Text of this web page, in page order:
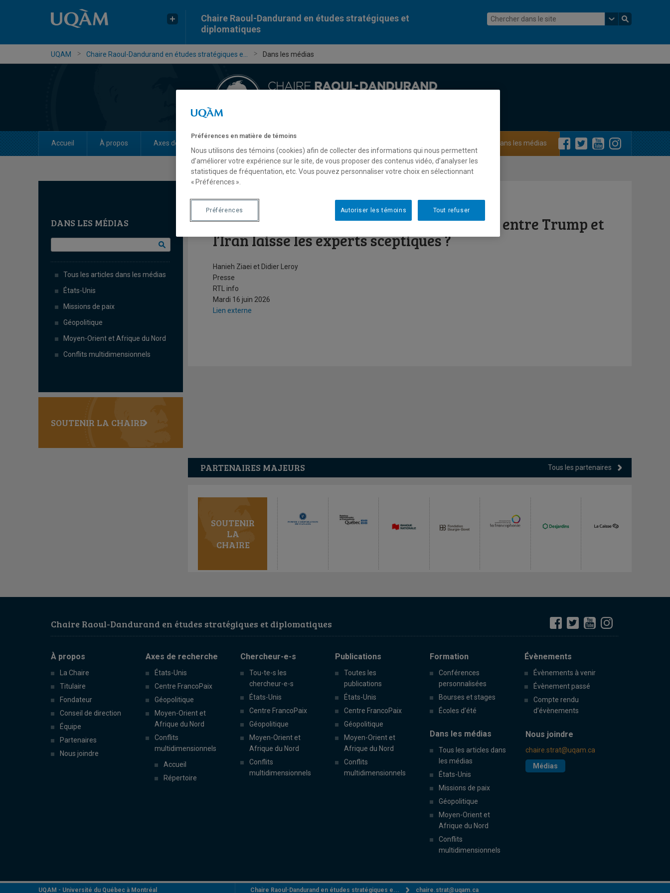
Chaire Raoul-Dandurand en études stratégiques et
diplomatiques
UQAM Chaire Raoul-Dandurand en études stratégiques e... Dans les médias
Accueil À propos Axes de recherche Dans les médias
DANS LES MÉDIAS
Tous les articles dans les médias
États-Unis
Missions de paix
Géopolitique
Moyen-Orient et Afrique du Nord
Conflits multidimensionnels
SOUTENIR LA CHAIRE
« Ils n’y arriveront pas » : pourquoi l’accord entre Trump et
l’Iran laisse les experts sceptiques ?
Hanieh Ziaei et Didier Leroy
Presse
RTL info
Mardi 16 juin 2026
Lien externe
PARTENAIRES MAJEURS Tous les partenaires
SOUTENIR
LA
CHAIRE
Chaire Raoul-Dandurand en études stratégiques et diplomatiques
À propos
La Chaire
Titulaire
Fondateur
Conseil de direction
Équipe
Partenaires
Nous joindre
Axes de recherche
États-Unis
Centre FrancoPaix
Géopolitique
Moyen-Orient et
Afrique du Nord
Conflits
multidimensionnels
Accueil
Répertoire
Chercheur-e-s
Tou-te-s les
chercheur-e-s
États-Unis
Centre FrancoPaix
Géopolitique
Moyen-Orient et
Afrique du Nord
Conflits
multidimensionnels
Publications
Toutes les
publications
États-Unis
Centre FrancoPaix
Géopolitique
Moyen-Orient et
Afrique du Nord
Conflits
multidimensionnels
Formation
Conférences
personnalisées
Bourses et stages
Écoles d’été
Évènements
Évènements à venir
Évènement passé
Compte rendu
d’évènements
Dans les médias
Tous les articles dans
les médias
États-Unis
Missions de paix
Géopolitique
Moyen-Orient et
Afrique du Nord
Conflits
multidimensionnels
Nous joindre
chaire.strat@uqam.ca
Médias
UQAM - Université du Québec à Montréal Chaire Raoul-Dandurand en études stratégiques e... chaire.strat@uqam.ca
Préférences en matière de témoins
Nous utilisons des témoins (cookies) afin de collecter des informations qui nous permettent
d’améliorer votre expérience sur le site, de vous proposer des contenus vidéo, d’analyser les
statistiques de fréquentation, etc. Vous pouvez personnaliser votre choix en sélectionnant
« Préférences ».
Tout refuser
Autoriser les témoins
Préférences